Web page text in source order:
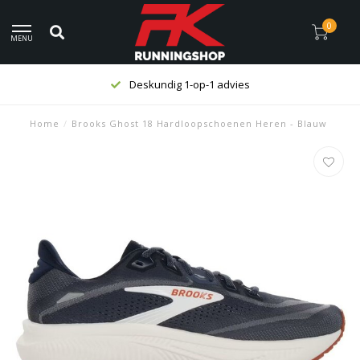
MENU
0
Deskundig 1-op-1 advies
Home / Brooks Ghost 18 Hardloopschoenen Heren - Blauw